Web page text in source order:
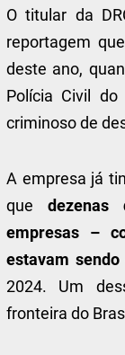
O titular da
reportagem
deste ano,
Polícia Civil do
criminoso de
A empresa já
quedezenas
empresas –
estavam sendo
2024. Um
fronteira do